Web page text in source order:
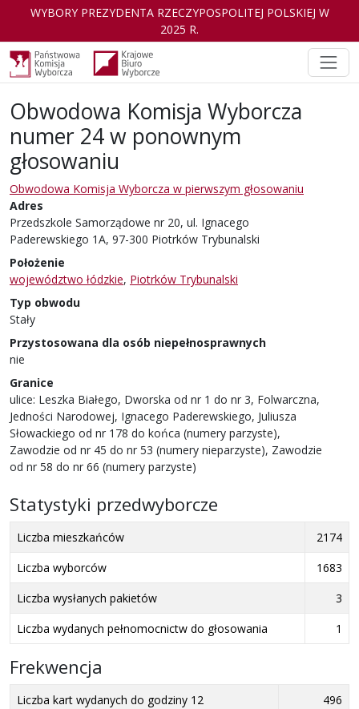
WYBORY PREZYDENTA RZECZYPOSPOLITEJ POLSKIEJ W
2025 R.
Obwodowa Komisja Wyborcza
numer 24 w ponownym
głosowaniu
Obwodowa Komisja Wyborcza w pierwszym głosowaniu
Adres
Przedszkole Samorządowe nr 20, ul. Ignacego
Paderewskiego 1A, 97-300 Piotrków Trybunalski
Położenie
województwo łódzkie, Piotrków Trybunalski
Typ obwodu
Stały
Przystosowana dla osób niepełnosprawnych
nie
Granice
ulice: Leszka Białego, Dworska od nr 1 do nr 3, Folwarczna,
Jedności Narodowej, Ignacego Paderewskiego, Juliusza
Słowackiego od nr 178 do końca (numery parzyste),
Zawodzie od nr 45 do nr 53 (numery nieparzyste), Zawodzie
od nr 58 do nr 66 (numery parzyste)
Statystyki przedwyborcze
Liczba mieszkańców
2174
Liczba wyborców
1683
Liczba wysłanych pakietów
3
Liczba wydanych pełnomocnictw do głosowania
1
Frekwencja
Liczba kart wydanych do godziny 12
496